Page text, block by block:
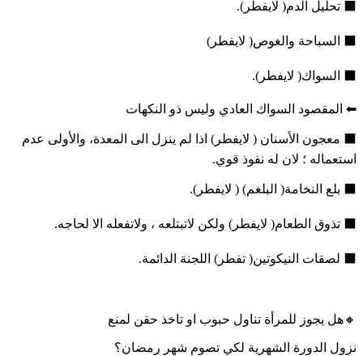
⬛ تحليل الدم( لايفطر).
⬛ السباحة والغوص( لايفطر)
⬛ السواك( لايفطر).
⬅ المقصود السواك العادي وليس ذو النكهات
⬛ معجون الأسنان ( لايفطر) اذا لم ينزل الى المعدة، والأولى عدم
استعماله ؛ لان له نفوذ قوي.
⬛ بلع النخامة( البلغم) ( لايفطر).
⬛ تذوق الطعام( لايفطر) ولكن لاتبتلعه ، ولاتفعله الا لحاجه.
⬛ لصقات النيكوتين( تفطر) اللجنة الدائمة.
🔸هل يجوز للمرأة تناول حبوب او تاخذ حقن لمنع
نزول الدورة الشهرية لكي تصوم شهر رمضان؟